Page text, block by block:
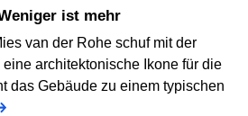
ist mehr
van der Rohe schuf mit der
architektonische Ikone für die
das Gebäude zu einem typischen